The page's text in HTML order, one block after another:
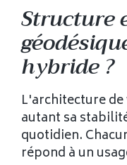
Structure
hybride ?
L'architecture
autant sa
quotidien.
répond à un